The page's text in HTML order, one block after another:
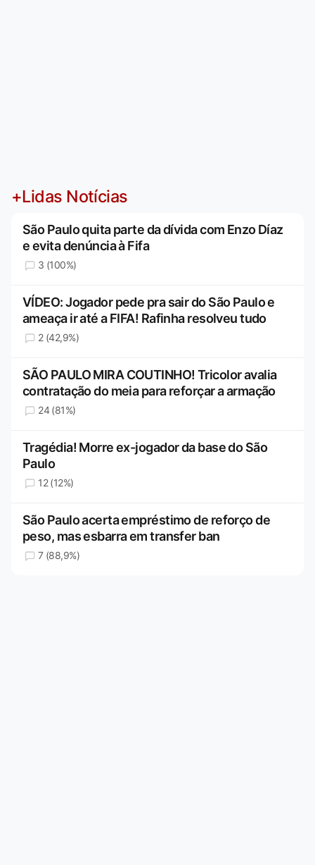
+Lidas Notícias
São Paulo quita parte da dívida com Enzo Díaz
e evita denúncia à Fifa
3 (100%)
VÍDEO: Jogador pede pra sair do São Paulo e
ameaça ir até a FIFA! Rafinha resolveu tudo
2 (42,9%)
SÃO PAULO MIRA COUTINHO! Tricolor avalia
contratação do meia para reforçar a armação
24 (81%)
Tragédia! Morre ex-jogador da base do São
Paulo
12 (12%)
São Paulo acerta empréstimo de reforço de
peso, mas esbarra em transfer ban
7 (88,9%)